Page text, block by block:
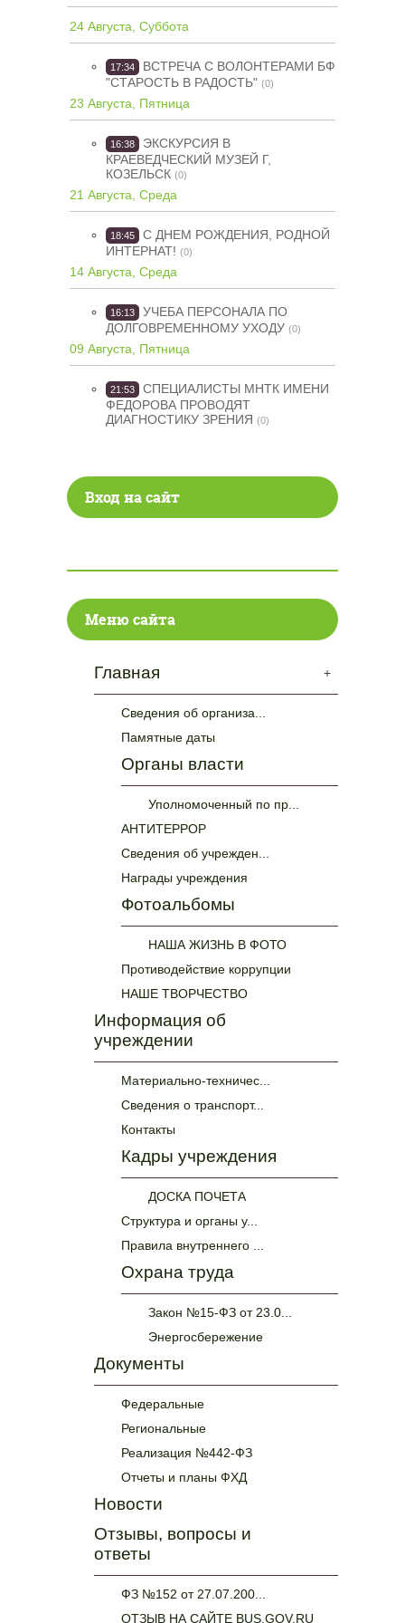
24 Августа, Суббота
17:34
ВСТРЕЧА С ВОЛОНТЕРАМИ БФ
"СТАРОСТЬ В РАДОСТЬ" (0)
23 Августа, Пятница
16:38
ЭКСКУРСИЯ В
КРАЕВЕДЧЕСКИЙ МУЗЕЙ Г,
КОЗЕЛЬСК (0)
21 Августа, Среда
18:45
С ДНЕМ РОЖДЕНИЯ, РОДНОЙ
ИНТЕРНАТ! (0)
14 Августа, Среда
16:13
УЧЕБА ПЕРСОНАЛА ПО
ДОЛГОВРЕМЕННОМУ УХОДУ (0)
09 Августа, Пятница
21:53
СПЕЦИАЛИСТЫ МНТК ИМЕНИ
ФЕДОРОВА ПРОВОДЯТ
ДИАГНОСТИКУ ЗРЕНИЯ (0)
Вход на сайт
Меню сайта
+
Главная
Сведения об организа...
Памятные даты
Органы власти
Уполномоченный по пр...
АНТИТЕРРОР
Сведения об учрежден...
Награды учреждения
Фотоальбомы
НАША ЖИЗНЬ В ФОТО
Противодействие коррупции
НАШЕ ТВОРЧЕСТВО
Информация об
учреждении
Материально-техничес...
Сведения о транспорт...
Контакты
Кадры учреждения
ДОСКА ПОЧЕТА
Структура и органы у...
Правила внутреннего ...
Охрана труда
Закон №15-ФЗ от 23.0...
Энергосбережение
Документы
Федеральные
Региональные
Реализация №442-ФЗ
Отчеты и планы ФХД
Новости
Отзывы, вопросы и
ответы
ФЗ №152 от 27.07.200...
ОТЗЫВ НА САЙТЕ BUS.GOV.RU